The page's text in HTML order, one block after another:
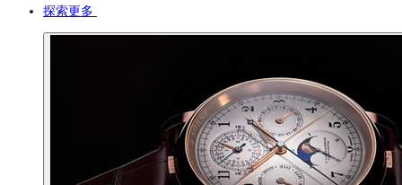
探索更多